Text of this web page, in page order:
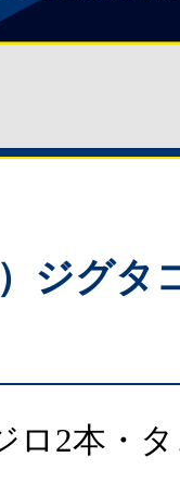
ジグタ
ロ2本・